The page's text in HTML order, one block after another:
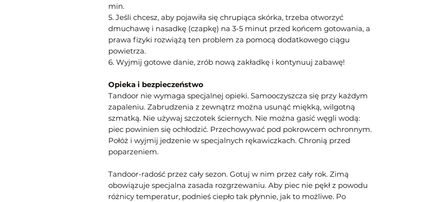
min.
5. Jeśli chcesz, aby pojawiła się chrupiąca skórka, trzeba otworzyć
dmuchawę i nasadkę (czapkę) na 3-5 minut przed końcem gotowania, a
prawa fizyki rozwiążą ten problem za pomocą dodatkowego ciągu
powietrza.
6. Wyjmij gotowe danie, zrób nową zakładkę i kontynuuj zabawę!
Opieka i bezpieczeństwo
Tandoor nie wymaga specjalnej opieki. Samooczyszcza się przy każdym
zapaleniu. Zabrudzenia z zewnątrz można usunąć miękką, wilgotną
szmatką. Nie używaj szczotek ściernych. Nie można gasić węgli wodą:
piec powinien się ochłodzić. Przechowywać pod pokrowcem ochronnym.
Połóż i wyjmij jedzenie w specjalnych rękawiczkach. Chronią przed
poparzeniem.
Tandoor-radość przez cały sezon. Gotuj w nim przez cały rok. Zimą
obowiązuje specjalna zasada rozgrzewaniu. Aby piec nie pękł z powodu
różnicy temperatur, podnieś ciepło tak płynnie, jak to możliwe. Po